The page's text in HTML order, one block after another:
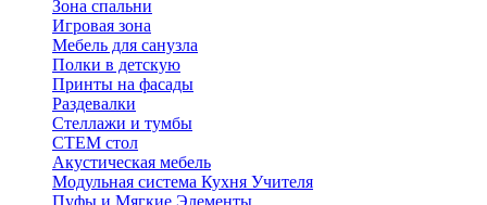
Зона спальни
Игровая зона
Мебель для санузла
Полки в детскую
Принты на фасады
Раздевалки
Стеллажи и тумбы
СТЕМ стол
Акустическая мебель
Модульная система Кухня Учителя
Пуфы и Мягкие Элементы